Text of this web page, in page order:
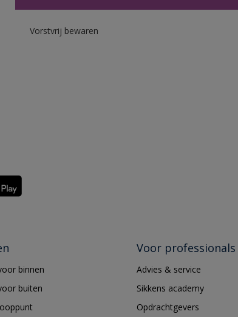
Vorstvrij bewaren
binnen
buiten
Voor professionals
Advies & service
Sikkens academy
Opdrachtgevers